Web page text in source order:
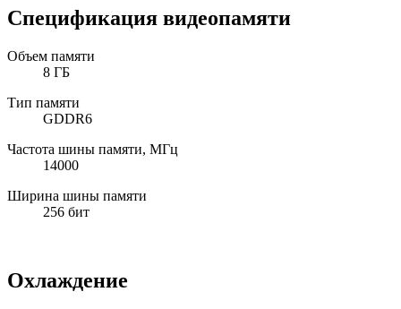
Спецификация видеопамяти
Объем памяти
8 ГБ
Тип памяти
GDDR6
Частота шины памяти, МГц
14000
Ширина шины памяти
256 бит
Охлаждение